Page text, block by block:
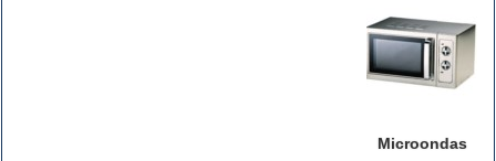
Microondas